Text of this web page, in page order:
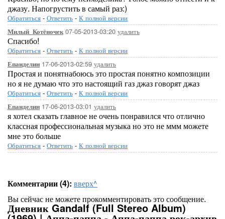
джазу. Напогрустить в самый раз:)
Обратиться - Ответить - К полной версии
Милый_Котёночек07-05-2013-03:20 удалить
Спасибо!
Обратиться - Ответить - К полной версии
Епанделин 17-06-2013-02:59 удалить
Простая и понятнабоюсь это простая понятно композиции
но я не думаю что это настоящий газ джаз говорят джаз
Обратиться - Ответить - К полной версии
Епанделин 17-06-2013-03:01 удалить
я хотел сказать главное не очень понравился что отлично
классная профессиональная музыка но это не ммм можете
мне это больше
Обратиться - Ответить - К полной версии
Комментарии (4): вверх^
Вы сейчас не можете прокомментировать это сообщение.
Дневник Gandalf (Full Stereo Album)